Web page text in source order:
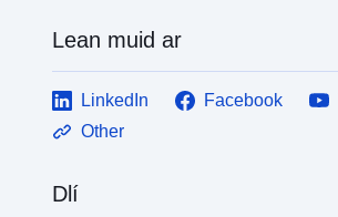
Lean muid ar
LinkedIn Facebook
Other
Dlí